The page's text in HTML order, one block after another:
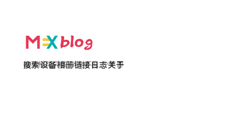
欲买桂花同载酒 终不似 少年游
搜索设备相册链接日志关于